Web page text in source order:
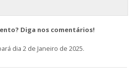
Diga nos comentários!
dia 2 de Janeiro de 2025.